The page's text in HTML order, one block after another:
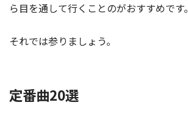
ら目を通して行くことのがおすすめです。
それでは参りましょう。
定番曲20選